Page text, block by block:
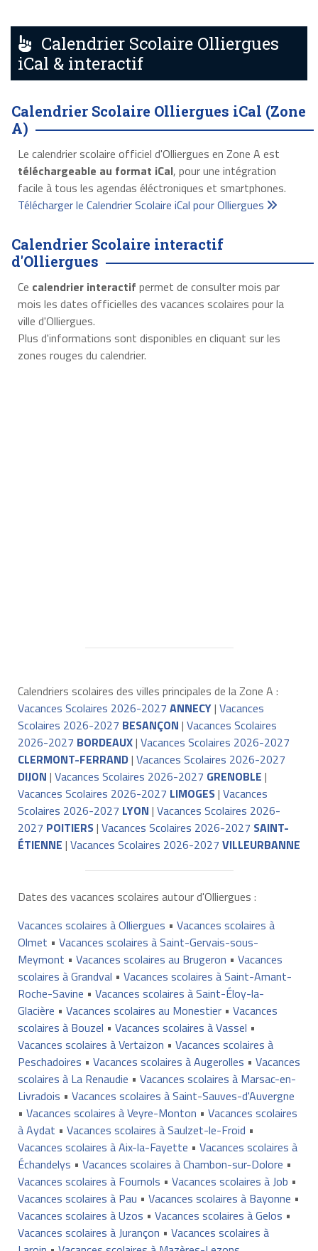
Calendrier Scolaire Olliergues
iCal & interactif
Calendrier Scolaire Olliergues iCal (Zone
A)
Le calendrier scolaire officiel d'Olliergues en Zone A est
téléchargeable au format iCal, pour une intégration
facile à tous les agendas éléctroniques et smartphones.
Télécharger le Calendrier Scolaire iCal pour Olliergues
Calendrier Scolaire interactif
d'Olliergues
Ce calendrier interactif permet de consulter mois par
mois les dates officielles des vacances scolaires pour la
ville d'Olliergues.
Plus d'informations sont disponibles en cliquant sur les
zones rouges du calendrier.
Calendriers scolaires des villes principales de la Zone A :
Vacances Scolaires 2026-2027 ANNECY| Vacances
Scolaires 2026-2027 BESANÇON | Vacances Scolaires
2026-2027 BORDEAUX| Vacances Scolaires 2026-2027
CLERMONT-FERRAND| Vacances Scolaires 2026-2027
DIJON | Vacances Scolaires 2026-2027 GRENOBLE |
Vacances Scolaires 2026-2027 LIMOGES| Vacances
Scolaires 2026-2027 LYON | Vacances Scolaires 2026-
2027 POITIERS| Vacances Scolaires 2026-2027 SAINT-
ÉTIENNE | Vacances Scolaires 2026-2027 VILLEURBANNE
Dates des vacances scolaires autour d'Olliergues :
Vacances scolaires à Olliergues • Vacances scolaires à
Olmet • Vacances scolaires à Saint-Gervais-sous-
Meymont • Vacances scolaires au Brugeron • Vacances
scolaires à Grandval • Vacances scolaires à Saint-Amant-
Roche-Savine • Vacances scolaires à Saint-Éloy-la-
Glacière • Vacances scolaires au Monestier• Vacances
scolaires à Bouzel • Vacances scolaires à Vassel •
Vacances scolaires à Vertaizon • Vacances scolaires à
Peschadoires • Vacances scolaires à Augerolles • Vacances
scolaires à La Renaudie • Vacances scolaires à Marsac-en-
Livradois • Vacances scolaires à Saint-Sauves-d'Auvergne
• Vacances scolaires à Veyre-Monton • Vacances scolaires
à Aydat • Vacances scolaires à Saulzet-le-Froid •
Vacances scolaires à Aix-la-Fayette • Vacances scolaires à
Échandelys • Vacances scolaires à Chambon-sur-Dolore •
Vacances scolaires à Fournols • Vacances scolaires à Job •
Vacances scolaires à Pau • Vacances scolaires à Bayonne •
Vacances scolaires à Uzos • Vacances scolaires à Gelos •
Vacances scolaires à Jurançon • Vacances scolaires à